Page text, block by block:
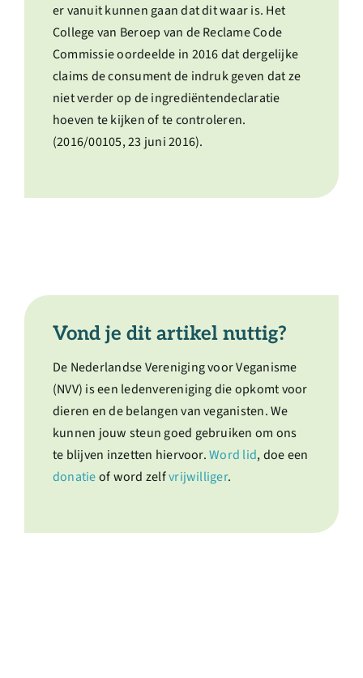
er vanuit kunnen gaan dat dit waar is. Het
College van Beroep van de Reclame Code
Commissie oordeelde in 2016 dat dergelijke
claims de consument de indruk geven dat ze
niet verder op de ingrediëntendeclaratie
hoeven te kijken of te controleren.
(2016/00105, 23 juni 2016).
Vond je dit artikel nuttig?
De Nederlandse Vereniging voor Veganisme
(NVV) is een ledenvereniging die opkomt voor
dieren en de belangen van veganisten. We
kunnen jouw steun goed gebruiken om ons
te blijven inzetten hiervoor.Word lid, doe een
donatieof word zelfvrijwilliger.